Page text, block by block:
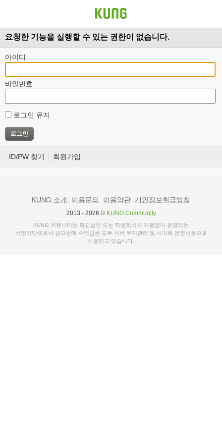
요청한 기능을 실행할 수 있는 권한이 없습니다.
아이디
비밀번호
로그인 유지
ID/PW 찾기 회원가입
KUNG 소개 이용문의 이용약관 개인정보취급방침
2013 - 2026 © KUNG Community
KUNG 커뮤니티는 학교법인 또는 학생회비의 지원없이 운영되는
비영리단체로서 광고판매 수익금은 모두 서버 유지관리 및 사이트 운영비용으로
사용되고 있습니다.